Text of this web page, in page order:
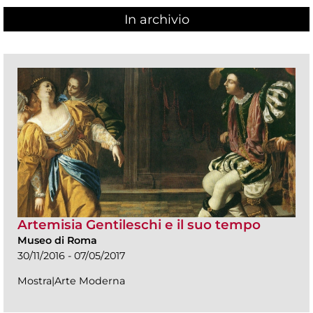
In archivio
Artemisia Gentileschi e il suo tempo
Museo di Roma
30/11/2016 - 07/05/2017
Mostra|Arte Moderna